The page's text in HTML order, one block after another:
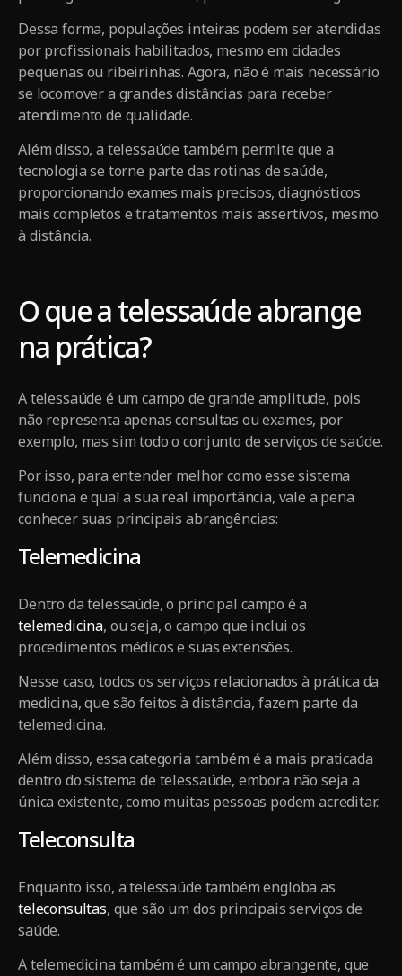
Dessa forma, populações inteiras podem ser atendidas
por profissionais habilitados, mesmo em cidades
pequenas ou ribeirinhas. Agora, não é mais necessário
se locomover a grandes distâncias para receber
atendimento de qualidade.
Além disso, a telessaúde também permite que a
tecnologia se torne parte das rotinas de saúde,
proporcionando exames mais precisos, diagnósticos
mais completos e tratamentos mais assertivos, mesmo
à distância.
O que a telessaúde abrange
na prática?
A telessaúde é um campo de grande amplitude, pois
não representa apenas consultas ou exames, por
exemplo, mas sim todo o conjunto de serviços de saúde.
Por isso, para entender melhor como esse sistema
funciona e qual a sua real importância, vale a pena
conhecer suas principais abrangências:
Telemedicina
Dentro da telessaúde, o principal campo é a
telemedicina, ou seja, o campo que inclui os
procedimentos médicos e suas extensões.
Nesse caso, todos os serviços relacionados à prática da
medicina, que são feitos à distância, fazem parte da
telemedicina.
Além disso, essa categoria também é a mais praticada
dentro do sistema de telessaúde, embora não seja a
única existente, como muitas pessoas podem acreditar.
Teleconsulta
Enquanto isso, a telessaúde também engloba as
teleconsultas, que são um dos principais serviços de
saúde.
A telemedicina também é um campo abrangente, que